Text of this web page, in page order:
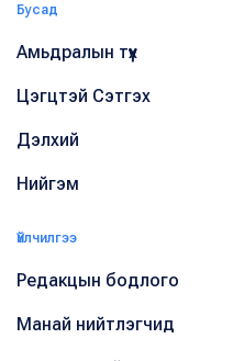
Бусад
Амьдралын түүх
Цэгцтэй Сэтгэх
Дэлхий
Нийгэм
Үйлчилгээ
Редакцын бодлого
Манай нийтлэгчид